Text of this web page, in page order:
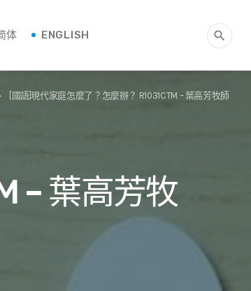
体 ENGLISH search
[國語]現代家庭怎麼了？怎麼辦？ R1031CTM – 葉高芳牧師
– 葉高芳牧